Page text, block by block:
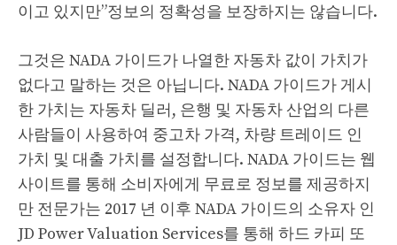
이고 있지만”정보의 정확성을 보장하지는 않습니다.
그것은 NADA 가이드가 나열한 자동차 값이 가치가
없다고 말하는 것은 아닙니다. NADA 가이드가 게시
한 가치는 자동차 딜러, 은행 및 자동차 산업의 다른
사람들이 사용하여 중고차 가격, 차량 트레이드 인
가치 및 대출 가치를 설정합니다. NADA 가이드는 웹
사이트를 통해 소비자에게 무료로 정보를 제공하지
만 전문가는 2017 년 이후 NADA 가이드의 소유자 인
JD Power Valuation Services를 통해 하드 카피 또